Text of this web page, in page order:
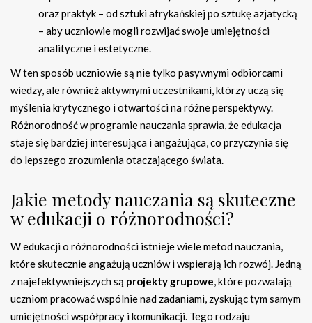
oraz praktyk – od sztuki afrykańskiej po sztukę azjatycką
– aby uczniowie mogli rozwijać swoje umiejętności
analityczne i estetyczne.
W ten sposób uczniowie są nie tylko pasywnymi odbiorcami
wiedzy, ale również aktywnymi uczestnikami, którzy uczą się
myślenia krytycznego i otwartości na różne perspektywy.
Różnorodność w programie nauczania sprawia, że edukacja
staje się bardziej interesująca i angażująca, co przyczynia się
do lepszego zrozumienia otaczającego świata.
Jakie metody nauczania są skuteczne
w edukacji o różnorodności?
W edukacji o różnorodności istnieje wiele metod nauczania,
które skutecznie angażują uczniów i wspierają ich rozwój. Jedną
z najefektywniejszych są projekty grupowe, które pozwalają
uczniom pracować wspólnie nad zadaniami, zyskując tym samym
umiejętności współpracy i komunikacji. Tego rodzaju